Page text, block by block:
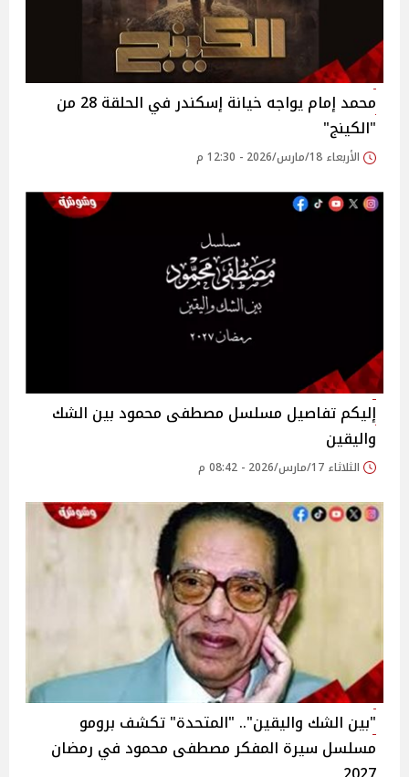
محمد إمام يواجه خيانة إسكندر في الحلقة 28 من
"الكينج"
الأربعاء 18/مارس/2026 - 12:30 م
إليكم تفاصيل مسلسل مصطفى محمود بين الشك
واليقين
الثلاثاء 17/مارس/2026 - 08:42 م
"بين الشك واليقين".. "المتحدة" تكشف برومو
مسلسل سيرة المفكر مصطفى محمود في رمضان